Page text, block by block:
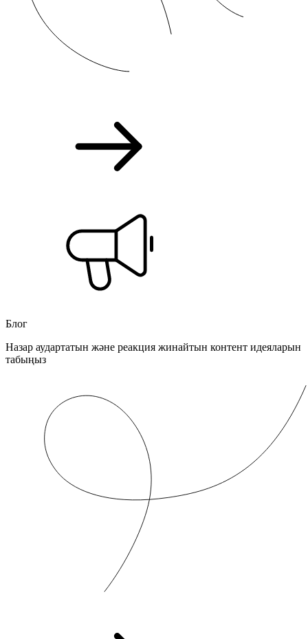
Блог
Назар аудартатын және реакция жинайтын контент идеяларын
табыңыз